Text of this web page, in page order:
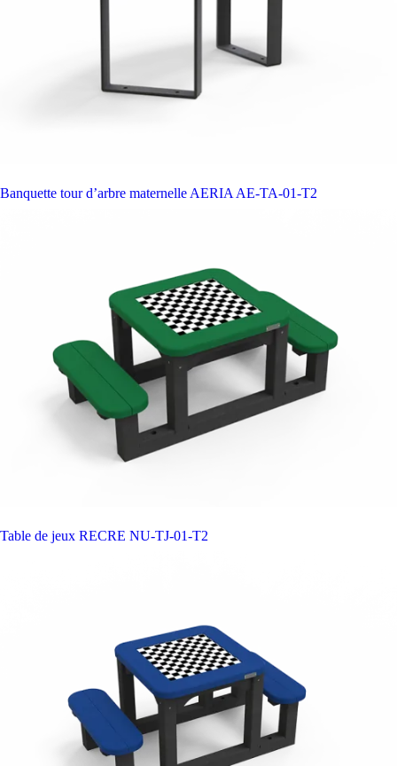
Banquette tour d’arbre maternelle AERIA AE-TA-01-T2
Table de jeux RECRE NU-TJ-01-T2